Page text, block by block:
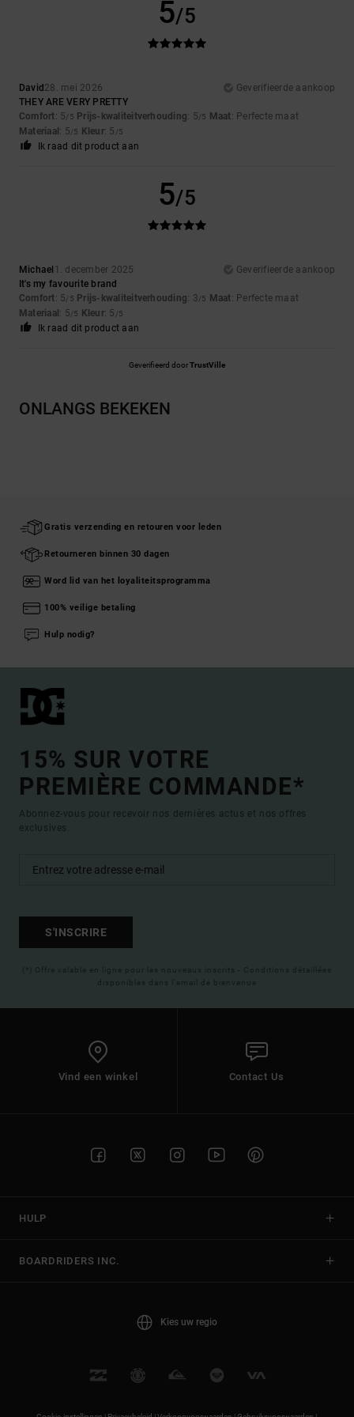
5/5
David28. mei 2026
Geverifieerde aankoop
THEY ARE VERY PRETTY
Comfort: 5/5 Prijs-kwaliteitverhouding: 5/5 Maat: Perfecte maat
Materiaal: 5/5 Kleur: 5 /5
Ik raad dit product aan
5/5
Michael 1. december 2025
Geverifieerde aankoop
It's my favourite brand
Comfort: 5/5 Prijs-kwaliteitverhouding: 3/5 Maat: Perfecte maat
Materiaal: 5/5 Kleur: 5 /5
Ik raad dit product aan
Geverifieerd doorTrustVille
ONLANGS BEKEKEN
Gratis verzending en retouren voor leden
Retourneren binnen 30 dagen
Word lid van het loyaliteitsprogramma
100% veilige betaling
Hulp nodig?
15% SUR VOTRE
PREMIÈRE COMMANDE*
Abonnez-vous pour recevoir nos dernières actus et nos offres
exclusives.
S'INSCRIRE
(*) Offre valable en ligne pour les nouveaux inscrits - Conditions détaillées
disponibles dans l'email de bienvenue
Vind een winkel Contact Us
HULP
BOARDRIDERS INC.
Kies uw regio